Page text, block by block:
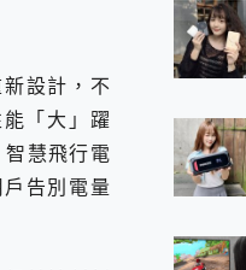
設計，不
「大」躍
慧飛行電
告別電量